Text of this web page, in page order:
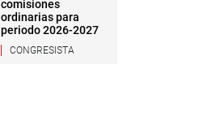
comisiones
ordinarias para
periodo 2026-2027
CONGRESISTA